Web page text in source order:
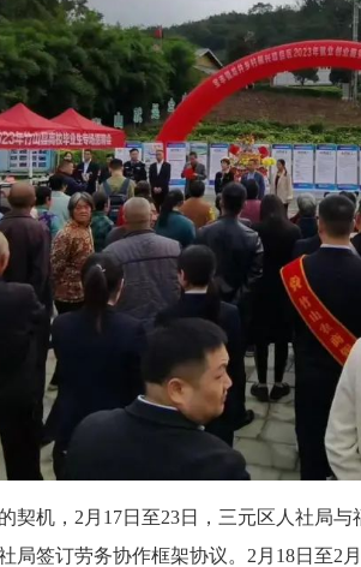
契机，2月17日至23日，三元区人社局
签订劳务协作框架协议。2月18日至2